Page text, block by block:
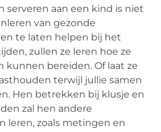
serveren aan een kind is niet
van gezonde
te laten helpen bij het
zullen ze leren hoe ze
kunnen bereiden. Of laat ze
terwijl jullie samen
Hen betrekken bij klusje en
zal hen andere
leren, zoals metingen en